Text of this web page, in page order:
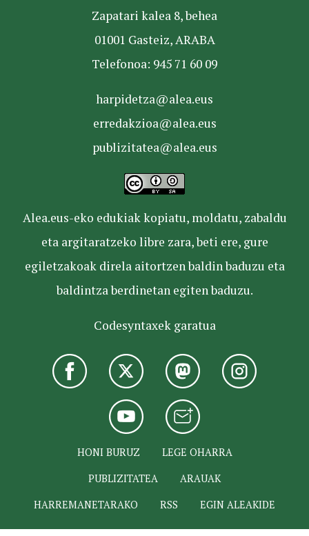
Zapatari kalea 8, behea
01001 Gasteiz, ARABA
Telefonoa: 945 71 60 09
harpidetza@alea.eus
erredakzioa@alea.eus
publizitatea@alea.eus
Alea.eus-eko edukiak kopiatu, moldatu, zabaldu
eta argitaratzeko libre zara, beti ere, gure
egiletzakoak direla aitortzen baldin baduzu eta
baldintza berdinetan egiten baduzu.
Codesyntaxek garatua
HONI BURUZ
LEGE OHARRA
PUBLIZITATEA
ARAUAK
HARREMANETARAKO
RSS EGIN ALEAKIDE